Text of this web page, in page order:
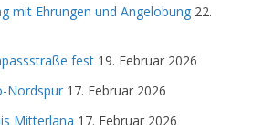
mit Ehrungen und Angelobung 22.
fest 19. Februar 2026
Nordspur 17. Februar 2026
Mitterlana 17. Februar 2026